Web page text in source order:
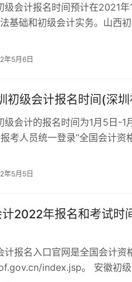
级会计报名时间预计在2021
基础和初级会计实务。山西
年5月6日
初级会计报名时间(深
会计的报名时间为1月5日-1
考人员统一登录“全国会计资
年5月5日
2022年报名和考试时
报名入口官网是全国会计资
index.jsp。 安徽初